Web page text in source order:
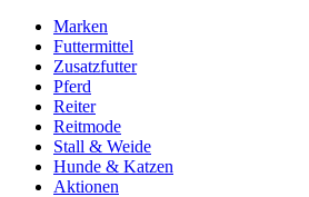
Marken
Futtermittel
Zusatzfutter
Pferd
Reiter
Reitmode
Stall & Weide
Hunde & Katzen
Aktionen